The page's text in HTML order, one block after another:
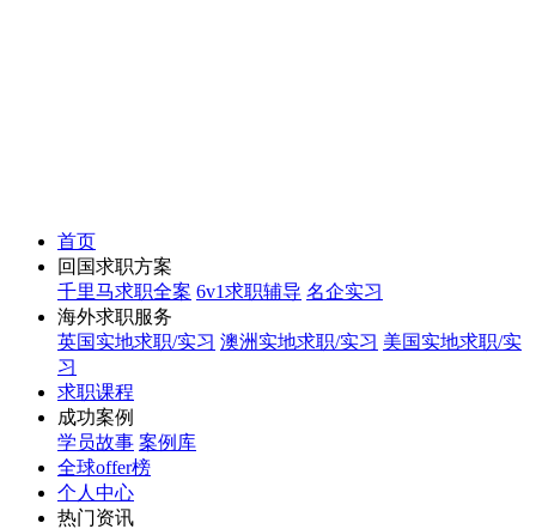
首页
回国求职方案
千里马求职全案 6v1求职辅导 名企实习
海外求职服务
英国实地求职/实习 澳洲实地求职/实习 美国实地求职/实
习
求职课程
成功案例
学员故事 案例库
全球offer榜
个人中心
热门资讯